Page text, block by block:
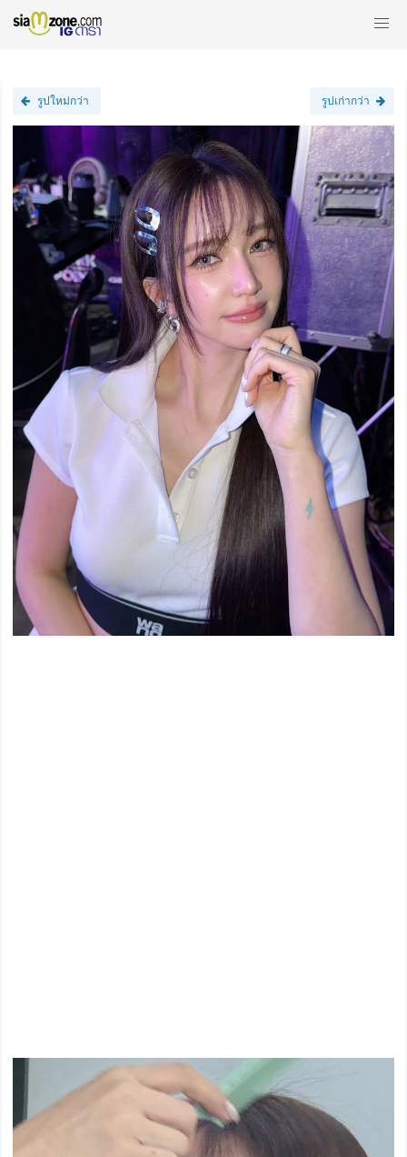
รูปใหม่กว่า รูปเก่ากว่า